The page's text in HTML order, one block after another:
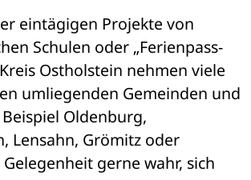
eintägigen Projekte von
Schulen oder „Ferienpass-
Ostholstein nehmen viele
umliegenden Gemeinden und
Oldenburg,
Lensahn, Grömitz oder
gerne wahr, sich